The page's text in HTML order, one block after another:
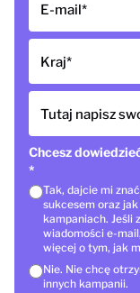
E-mail*
Kraj*
Tutaj napisz
Chcesz
*
Tak, dajcie mi
sukcesem oraz
kampaniach. Jeśli
wiadomości e-
więcej o tym, jak
Nie. Nie chcę
innych kampanii.